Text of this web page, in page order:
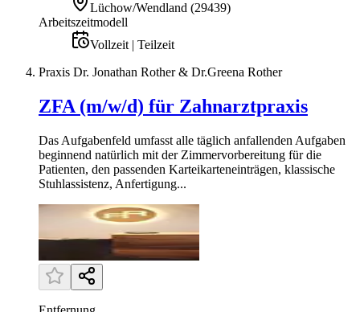
Lüchow/Wendland (29439)
Arbeitszeitmodell
Vollzeit | Teilzeit
Praxis Dr. Jonathan Rother & Dr.Greena Rother
ZFA (m/w/d) für Zahnarztpraxis
Das Aufgabenfeld umfasst alle täglich anfallenden Aufgaben
beginnend natürlich mit der Zimmervorbereitung für die
Patienten, den passenden Karteikarteneinträgen, klassische
Stuhlassistenz, Anfertigung...